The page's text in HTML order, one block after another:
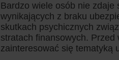
Bardzo wiele osób nie zdaje
wynikających z braku
skutkach psychicznych
stratach finansowych.
zainteresować się tematyką